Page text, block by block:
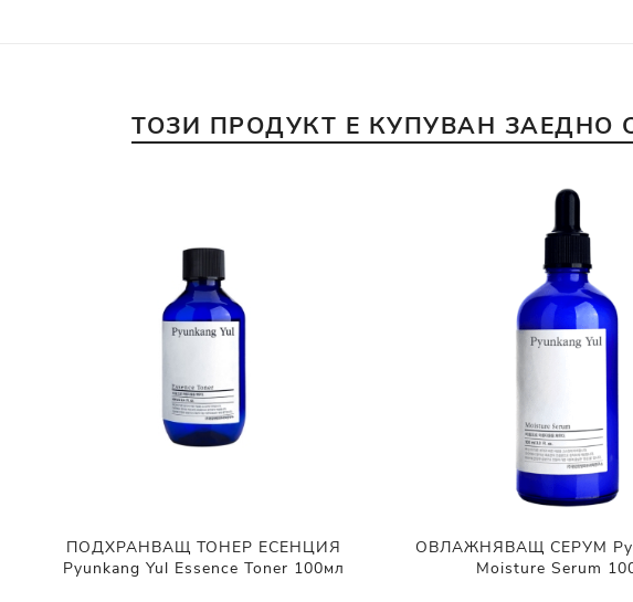
ТОЗИ ПРОДУКТ Е КУПУВАН ЗАЕДНО
ПОДХРАНВАЩ ТОНЕР ЕСЕНЦИЯ
Pyunkang Yul Essence Toner 100мл
ОВЛАЖНЯВАЩ СЕРУМ
Moisture Serum